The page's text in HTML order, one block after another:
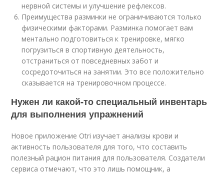
нервной системы и улучшение рефлексов.
Преимущества разминки не ограничиваются только
физическими факторами. Разминка помогает вам
ментально подготовиться к тренировке, мягко
погрузиться в спортивную деятельность,
отстраниться от повседневных забот и
сосредоточиться на занятии. Это все положительно
сказывается на тренировочном процессе.
Нужен ли какой-то специальный инвентарь
для выполнения упражнений
Новое приложение Otri изучает анализы крови и
активность пользователя для того, что составить
полезный рацион питания для пользователя. Создатели
сервиса отмечают, что это лишь помощник, а